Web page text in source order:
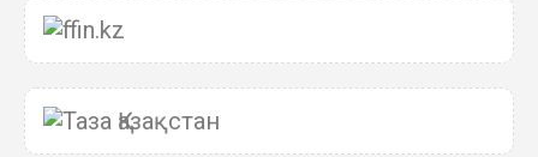
Xiaomi SkyNomad
04 Авг. 2026 18:35
В Луну врежется 12-метровый фрагмент ракеты
Falcon 9: ученые готовятся к наблюдениям